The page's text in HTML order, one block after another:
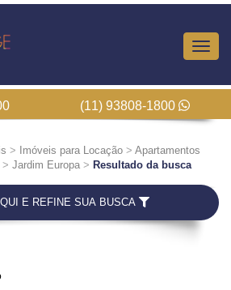
(11) 93808-1800
> Imóveis para Locação > Apartamentos
> Jardim Europa > Resultado da busca
E REFINE SUA BUSCA